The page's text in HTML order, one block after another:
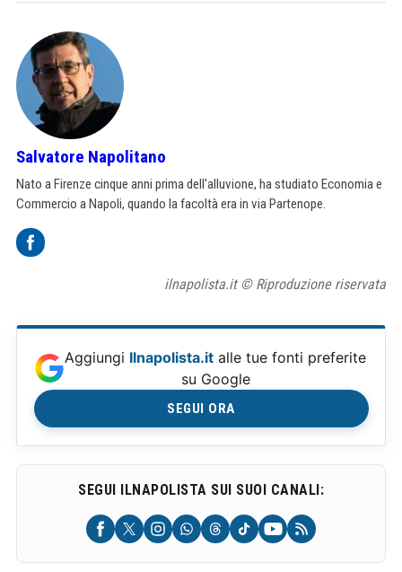
Salvatore Napolitano
Nato a Firenze cinque anni prima dell'alluvione, ha studiato Economia e
Commercio a Napoli, quando la facoltà era in via Partenope.
ilnapolista.it © Riproduzione riservata
Aggiungi Ilnapolista.it alle tue fonti preferite
su Google
SEGUI ORA
SEGUI ILNAPOLISTA SUI SUOI CANALI: